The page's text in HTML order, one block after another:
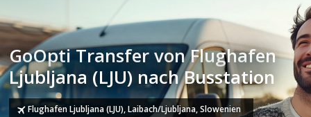
GoOpti Transfer von Flughafen
Ljubljana (LJU) nach Busstation
Flughafen Ljubljana (LJU), Laibach/Ljubljana, Slowenien